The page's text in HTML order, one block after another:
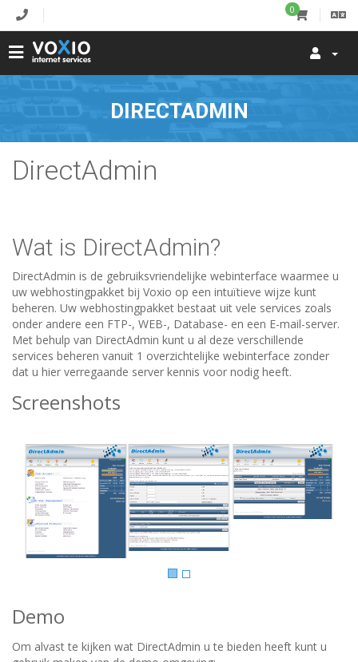
0
DIRECTADMIN
DirectAdmin
Wat is DirectAdmin?
DirectAdmin is de gebruiksvriendelijke webinterface waarmee u
uw webhostingpakket bij Voxio op een intuïtieve wijze kunt
beheren. Uw webhostingpakket bestaat uit vele services zoals
onder andere een FTP-, WEB-, Database- en een E-mail-server.
Met behulp van DirectAdmin kunt u al deze verschillende
services beheren vanuit 1 overzichtelijke webinterface zonder
dat u hier verregaande server kennis voor nodig heeft.
Screenshots
Demo
Om alvast te kijken wat DirectAdmin u te bieden heeft kunt u